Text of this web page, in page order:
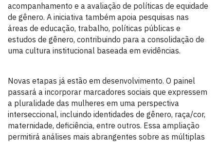
acompanhamento e a avaliação de políticas de equidade
de gênero. A iniciativa também apoia pesquisas nas
áreas de educação, trabalho, políticas públicas e
estudos de gênero, contribuindo para a consolidação de
uma cultura institucional baseada em evidências.
Novas etapas já estão em desenvolvimento. O painel
passará a incorporar marcadores sociais que expressem
a pluralidade das mulheres em uma perspectiva
interseccional, incluindo identidades de gênero, raça/cor,
maternidade, deficiência, entre outros. Essa ampliação
permitirá análises mais abrangentes sobre as múltiplas